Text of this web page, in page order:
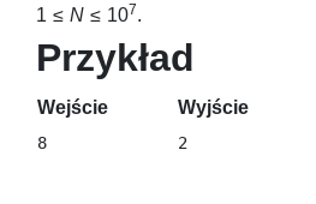
1 ≤ N ≤ 107.
Przykład
Wejście Wyjście